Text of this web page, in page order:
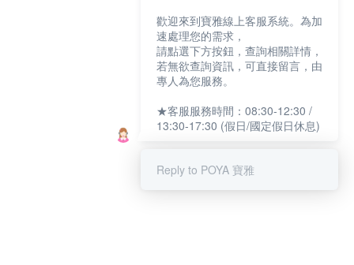
歡迎來到寶雅線上客服系統。為加
速處理您的需求，
請點選下方按鈕，查詢相關詳情，
若無欲查詢資訊，可直接留言，由
專人為您服務。
★客服服務時間：08:30-12:30 /
13:30-17:30 (假日/國定假日休息)
Reply to POYA 寶雅